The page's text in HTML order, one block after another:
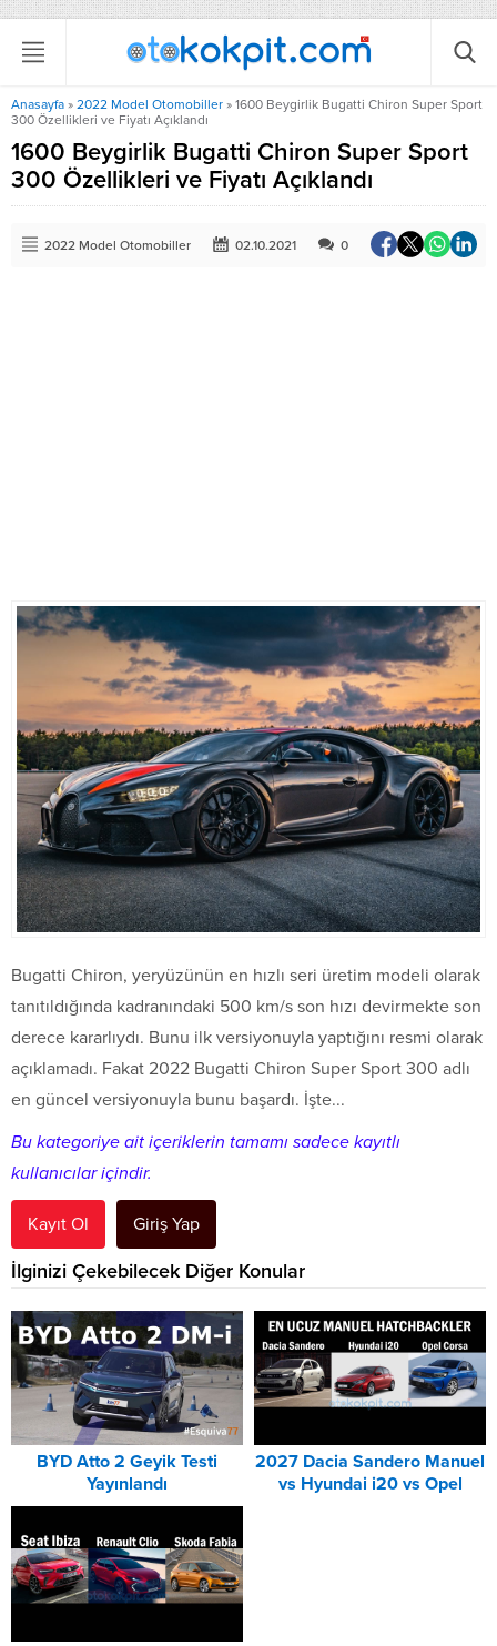
Anasayfa » 2022 Model Otomobiller » 1600 Beygirlik Bugatti Chiron Super Sport
300 Özellikleri ve Fiyatı Açıklandı
1600 Beygirlik Bugatti Chiron Super Sport
300 Özellikleri ve Fiyatı Açıklandı
2022 Model Otomobiller 02.10.2021 0
Bugatti Chiron, yeryüzünün en hızlı seri üretim modeli olarak
tanıtıldığında kadranındaki 500 km/s son hızı devirmekte son
derece kararlıydı. Bunu ilk versiyonuyla yaptığını resmi olarak
açıklamadı. Fakat 2022 Bugatti Chiron Super Sport 300 adlı
en güncel versiyonuyla bunu başardı. İşte...
Bu kategoriye ait içeriklerin tamamı sadece kayıtlı
kullanıcılar içindir.
Kayıt Ol Giriş Yap
İlginizi Çekebilecek Diğer Konular
BYD Atto 2 Geyik Testi
Yayınlandı
2027 Dacia Sandero Manuel
vs Hyundai i20 vs Opel